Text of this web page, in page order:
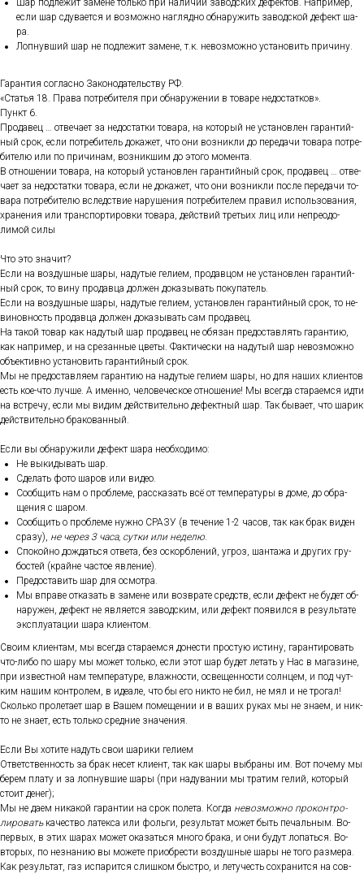
Шар под­ле­жит за­мене толь­ко при на­личии за­вод­ских де­фек­тов. Нап­ри­мер,
ес­ли шар сду­ва­ет­ся и воз­можно наг­лядно об­на­ружить за­вод­ской де­фект ша­
ра.
Лоп­нувший шар не под­ле­жит за­мене, т.к. не­воз­можно ус­та­новить при­чину.
Га­ран­тия сог­ласно За­коно­датель­ству РФ.
«Статья 18. Пра­ва пот­ре­бите­ля при об­на­руже­нии в то­варе не­дос­татков».
Пункт 6.
Про­давец … от­ве­ча­ет за не­дос­татки то­вара, на ко­торый не ус­та­нов­лен га­ран­тий­
ный срок, ес­ли пот­ре­битель до­кажет, что они воз­никли до пе­реда­чи то­вара пот­ре­
бите­лю или по при­чинам, воз­никшим до это­го мо­мен­та.
В от­но­шении то­вара, на ко­торый ус­та­нов­лен га­ран­тий­ный срок, про­давец … от­ве­
ча­ет за не­дос­татки то­вара, ес­ли не до­кажет, что они воз­никли пос­ле пе­реда­чи то­
вара пот­ре­бите­лю вследс­твие на­руше­ния пот­ре­бите­лем пра­вил ис­поль­зо­вания,
хра­нения или тран­спор­ти­ров­ки то­вара, дей­ствий треть­их лиц или неп­ре­одо­
лимой си­лы
Что это зна­чит?
Ес­ли на воз­душные ша­ры, на­дутые ге­ли­ем, про­дав­цом не ус­та­нов­лен га­ран­тий­
ный срок, то ви­ну про­дав­ца дол­жен до­казы­вать по­купа­тель.
Ес­ли на воз­душные ша­ры, на­дутые ге­ли­ем, ус­та­нов­лен га­ран­тий­ный срок, то не­
винов­ность про­дав­ца дол­жен до­казы­вать сам про­давец.
На та­кой то­вар как на­дутый шар про­давец не обя­зан пре­дос­тавлять га­ран­тию,
как нап­ри­мер, и на сре­зан­ные цве­ты. Фак­ти­чес­ки на на­дутый шар не­воз­можно
объ­ек­тивно ус­та­новить га­ран­тий­ный срок.
Мы не пре­дос­тавля­ем га­ран­тию на на­дутые ге­ли­ем ша­ры, но для на­ших кли­ен­тов
есть кое-что луч­ше. А имен­но, че­лове­чес­кое от­но­шение! Мы всег­да ста­ра­ем­ся ид­ти
на встре­чу, ес­ли мы ви­дим дей­стви­тель­но де­фек­тный шар. Так бы­ва­ет, что ша­рик
дей­стви­тель­но бра­кован­ный.
Ес­ли вы об­на­ружи­ли де­фект ша­ра не­об­хо­димо:
Не вы­киды­вать шар.
Сде­лать фо­то ша­ров или ви­део.
Со­об­щить нам о проб­ле­ме, рас­ска­зать всё от тем­пе­рату­ры в до­ме, до об­ра­
щения с ша­ром.
Со­об­щить о проб­ле­ме нуж­но СРА­ЗУ (в те­чение 1-2 ча­сов, так как брак ви­ден
сра­зу), не че­рез 3 ча­са, сут­ки или не­делю.
Спо­кой­но дож­дать­ся от­ве­та, без ос­кор­бле­ний, уг­роз, шан­та­жа и дру­гих гру­
бос­тей (край­не час­тое яв­ле­ние).
Пре­дос­та­вить шар для ос­мотра.
Мы впра­ве от­ка­зать в за­мене или воз­вра­те средств, ес­ли де­фект не бу­дет об­
на­ружен, де­фект не яв­ля­ет­ся за­вод­ским, или де­фект по­явил­ся в ре­зуль­та­те
экс­плу­ата­ции ша­ра кли­ен­том.
Сво­им кли­ен­там, мы всег­да ста­ра­ем­ся до­нес­ти прос­тую ис­ти­ну, га­ран­ти­ровать
что-ли­бо по ша­ру мы мо­жет толь­ко, ес­ли этот шар бу­дет ле­тать у Нас в ма­гази­не,
при из­вес­тной нам тем­пе­рату­ре, влаж­ности, ос­ве­щен­ности сол­нцем, и под чут­
ким на­шим кон­тро­лем, в иде­але, что бы его ник­то не бил, не мял и не тро­гал!
Сколь­ко про­лета­ет шар в Ва­шем по­меще­нии и в ва­ших ру­ках мы не зна­ем, и ник­
то не зна­ет, есть толь­ко сред­ние зна­чения.
Ес­ли Вы хо­тите на­дуть свои ша­рики ге­ли­ем
От­ветс­твен­ность за брак не­сет кли­ент, так как ша­ры выб­ра­ны им. Вот по­чему мы
бе­рем пла­ту и за лоп­нувшие ша­ры (при на­дува­нии мы тра­тим ге­лий, ко­торый
сто­ит де­нег);
Мы не да­ем ни­какой га­ран­тии на срок по­лета. Ког­да не­воз­можно про­кон­тро­
лиро­ватька­чес­тво ла­тек­са или фоль­ги, ре­зуль­тат мо­жет быть пе­чаль­ным. Во-
пер­вых, в этих ша­рах мо­жет ока­зать­ся мно­го бра­ка, и они бу­дут ло­пать­ся. Во-
вто­рых, по нез­на­нию вы мо­жете при­об­рести воз­душные ша­ры не то­го раз­ме­ра.
Как ре­зуль­тат, газ ис­па­рит­ся слиш­ком быс­тро, и ле­тучесть сох­ра­нит­ся на сов­